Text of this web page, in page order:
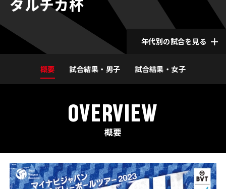
タルチカ杯
年代別の試合を見る
概要 試合結果・男子 試合結果・女子
OVERVIEW
概要